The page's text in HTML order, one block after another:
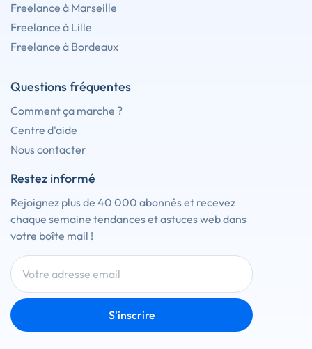
Freelance à Marseille
Freelance à Lille
Freelance à Bordeaux
Questions fréquentes
Comment ça marche ?
Centre d'aide
Nous contacter
Restez informé
Rejoignez plus de 40 000 abonnés et recevez
chaque semaine tendances et astuces web dans
votre boîte mail !
S'inscrire